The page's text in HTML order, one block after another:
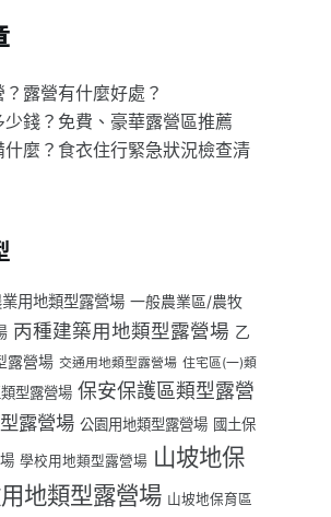
露營有什麼好處？
錢？免費、豪華露營區推薦
麼？食衣住行緊急狀況檢查清
用地類型露營場 一般農業區/農牧
丙種建築用地類型露營場 乙
露營場 交通用地類型露營場 住宅區(一)類
型露營場 保安保護區類型露營
露營場 公園用地類型露營場 國土保
學校用地類型露營場 山坡地保
地類型露營場 山坡地保育區